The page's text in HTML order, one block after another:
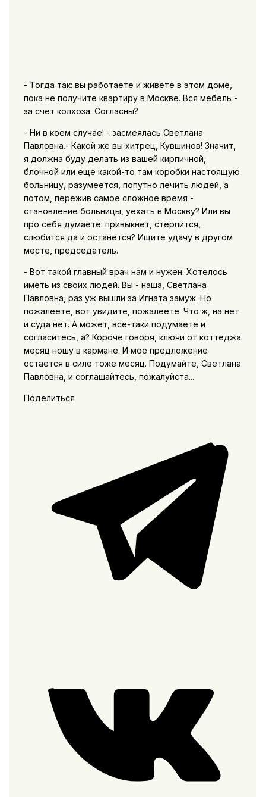
- Тогда так: вы работаете и живете в этом доме,
пока не получите квартиру в Москве. Вся мебель -
за счет колхоза. Согласны?
- Ни в коем случае! - засмеялась Светлана
Павловна.- Какой же вы хитрец, Кувшинов! Значит,
я должна буду делать из вашей кирпичной,
блочной или еще какой-то там коробки настоящую
больницу, разумеется, попутно лечить людей, а
потом, пережив самое сложное время -
становление больницы, уехать в Москву? Или вы
про себя думаете: привыкнет, стерпится,
слюбится да и останется? Ищите удачу в другом
месте, председатель.
- Вот такой главный врач нам и нужен. Хотелось
иметь из своих людей. Вы - наша, Светлана
Павловна, раз уж вышли за Игната замуж. Но
пожалеете, вот увидите, пожалеете. Что ж, на нет
и суда нет. А может, все-таки подумаете и
согласитесь, а? Короче говоря, ключи от коттеджа
месяц ношу в кармане. И мое предложение
остается в силе тоже месяц. Подумайте, Светлана
Павловна, и соглашайтесь, пожалуйста...
Поделиться